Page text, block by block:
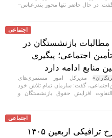
در حال حاضر تنها محور بندرعباس–
اجتماعی
بازنشستگان در
اجتماعی؛ پیگیری
منابع ادامه دارد
مدیرکل امور مستمری‌های
گفت: سازمان تمام تلاش خود
افزایش حقوق بازنشستگان و
اجتماعی
پایان طرح ترافیکی اربعین ۱۴۰۵